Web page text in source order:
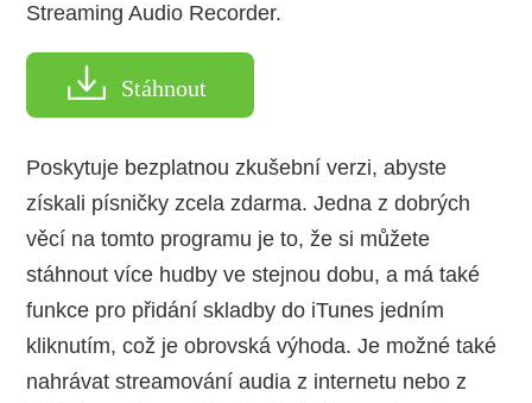
Streaming Audio Recorder.
Stáhnout
Poskytuje bezplatnou zkušební verzi, abyste
získali písničky zcela zdarma. Jedna z dobrých
věcí na tomto programu je to, že si můžete
stáhnout více hudby ve stejnou dobu, a má také
funkce pro přidání skladby do iTunes jedním
kliknutím, což je obrovská výhoda. Je možné také
nahrávat streamování audia z internetu nebo z